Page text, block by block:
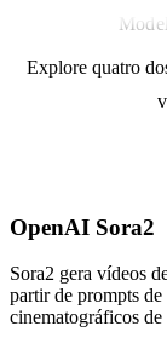
Explore quatro
OpenAI Sora2
Sora2 gera vídeos
partir de prompts
cinematográficos